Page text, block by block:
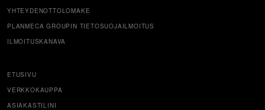
YHTEYDENOTTOLOMAKE
PLANMECA GROUPIN TIETOSUOJAILMOITUS
ILMOITUSKANAVA
ETUSIVU
VERKKOKAUPPA
ASIAKASTILINI